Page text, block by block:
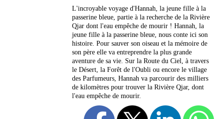
L'incroyable voyage d'Hannah, la jeune fille à la
passerine bleue, partie à la recherche de la Rivière
Qjar dont l'eau empêche de mourir ! Hannah, la
jeune fille à la passerine bleue, nous conte ici son
histoire. Pour sauver son oiseau et la mémoire de
son père elle va entreprendre la plus grande
aventure de sa vie. Sur la Route du Ciel, à travers
le Désert, la Forêt de l'Oubli ou encore le village
des Parfumeurs, Hannah va parcourir des milliers
de kilomètres pour trouver la Rivière Qjar, dont
l'eau empêche de mourir.